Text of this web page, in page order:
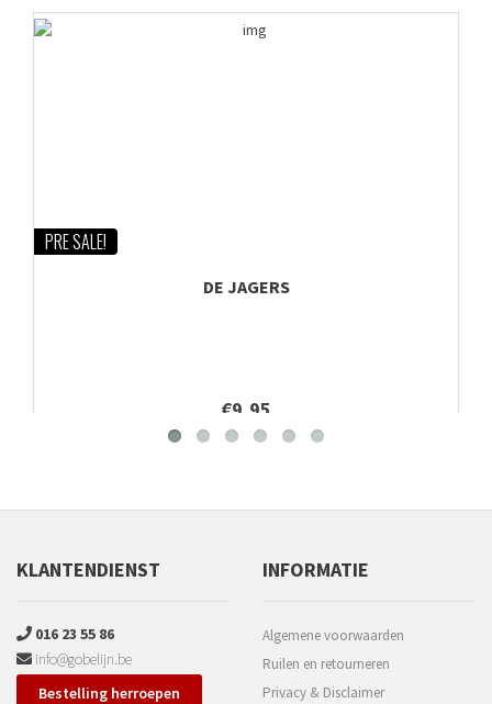
PRE SALE!
DE JAGERS
€9,95
KLANTENDIENST
016 23 55 86
info@gobelijn.be
Bestelling herroepen
INFORMATIE
Algemene voorwaarden
Ruilen en retourneren
Privacy & Disclaimer